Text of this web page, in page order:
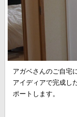
アガベさんのご自宅
アイディアで完成し
ポートします。